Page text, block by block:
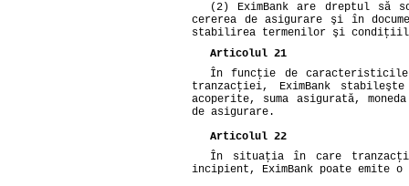
(2) EximBank are dreptul
cererea de asigurare şi în
stabilirea termenilor şi
Articolul 21
În funcţie de
tranzacţiei, EximBank
acoperite, suma asigurată,
de asigurare.
Articolul 22
În situaţia în care
incipient, EximBank poate emite